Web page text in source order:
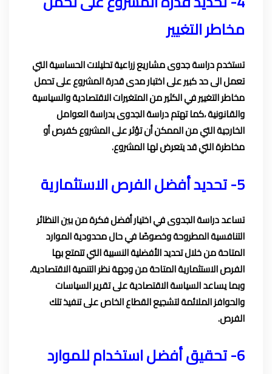
مخاطر التغيير
تستخدم دراسة جدوى مشاريع زراعية تحليلات الحساسية التي
تعمل الى حد كبير على اختبار مدى قدرة المشروع على تحمل
مخاطر التغيير في الكثير من المتغيرات الاقتصادية والسياسية
والقانونية ،كما تهتم دراسة الجدوى بدراسة العوامل
الخارجية التي من الممكن أن تؤثر على المشروع كفرص أو
مخاطرة التي قد يتعرض لها المشروع.
5- تحديد أفضل الفرص الاستثمارية
تساعد دراسة الجدوى في اختيار أفضل فكرة من بين النظائر
التنافسية المطروحة وخصوصًا في حال محدودية الموارد
المتاحة من خلال تحديد الأفضلية النسبية التي تتمتع بها
الفرص الاستثمارية المتاحة من وجهة نظر التنمية الاقتصادية،
وبما يساعد السياسة الاقتصادية على تقرير السياسات
والحوافز الملائمة لتشجيع القطاع الخاص على تنفيذ تلك
الفرص.
6- تحقيق أفضل استخدام للموارد